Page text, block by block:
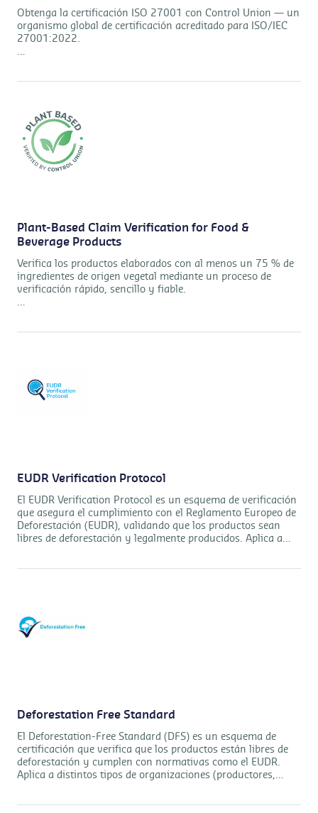
Obtenga la certificación ISO 27001 con Control Union — un
organismo global de certificación acreditado para ISO/IEC
27001:2022.
Plant-Based Claim Verification for Food &
Beverage Products
Verifica los productos elaborados con al menos un 75 % de
ingredientes de origen vegetal mediante un proceso de
verificación rápido, sencillo y fiable.
EUDR Verification Protocol
El EUDR Verification Protocol es un esquema de verificación
que asegura el cumplimiento con el Reglamento Europeo de
Deforestación (EUDR), validando que los productos sean
libres de deforestación y legalmente producidos. Aplica a
Deforestation Free Standard
El Deforestation-Free Standard (DFS) es un esquema de
certificación que verifica que los productos están libres de
deforestación y cumplen con normativas como el EUDR.
Aplica a distintos tipos de organizaciones (productores,